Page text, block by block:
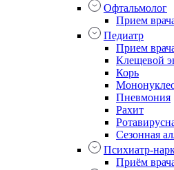
Офтальмолог
Прием
Педиатр
Прием
Клещевой
Корь
Пневмония
Рахит
Сезонная
Психиатр-
Приём